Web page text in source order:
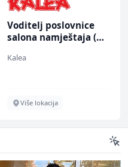
Voditelj poslovnice
salona namještaja (m/
Kalea
Više lokacija